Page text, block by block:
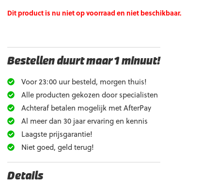
Dit product is nu niet op voorraad en niet beschikbaar.
Bestellen duurt maar 1 minuut!
Voor 23:00 uur besteld, morgen thuis!
Alle producten gekozen door specialisten
Achteraf betalen mogelijk met AfterPay
Al meer dan 30 jaar ervaring en kennis
Laagste prijsgarantie!
Niet goed, geld terug!
Details